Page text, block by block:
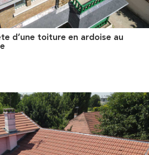
d’une toiture en ardoise au